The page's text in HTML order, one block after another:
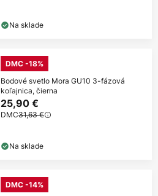
Na sklade
DMC -18%
Bodové svetlo Mora GU10 3-fázová
koľajnica, čierna
25,90 €
DMC31,63 €
Na sklade
DMC -14%